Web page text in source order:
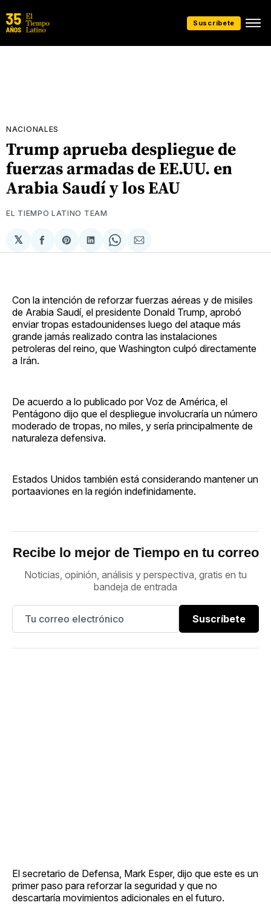
Suscríbete
NACIONALES
Trump aprueba despliegue de
fuerzas armadas de EE.UU. en
Arabia Saudí y los EAU
EL TIEMPO LATINO TEAM
𝕏
Compartir
en
Share
on
Compartir
en
Share
on
Compartir
via
Con la intención de reforzar fuerzas aéreas y de misiles
de Arabia Saudí, el presidente Donald Trump, aprobó
enviar tropas estadounidenses luego del ataque más
grande jamás realizado contra las instalaciones
petroleras del reino, que Washington culpó directamente
a Irán.
De acuerdo a lo publicado por Voz de América, el
Pentágono dijo que el despliegue involucraría un número
moderado de tropas, no miles, y sería principalmente de
naturaleza defensiva.
Estados Unidos también está considerando mantener un
portaaviones en la región indefinidamente.
Recibe lo mejor de Tiempo en tu correo
Noticias, opinión, análisis y perspectiva, gratis en tu
bandeja de entrada
Suscríbete
El secretario de Defensa, Mark Esper, dijo que este es un
primer paso para reforzar la seguridad y que no
descartaría movimientos adicionales en el futuro.